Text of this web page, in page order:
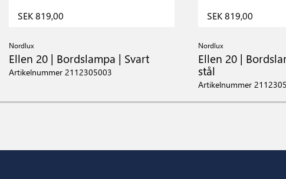
SEK 819,00
Nordlux
Ellen 20 | Bordslampa | Svart
Artikelnummer 2112305003
SEK 819,00
Nordlux
Ellen 20 |
stål
Artikelnummer